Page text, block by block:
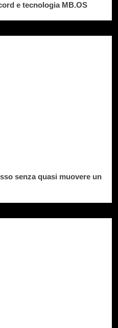
e tecnologia MB.OS
senza quasi muovere un